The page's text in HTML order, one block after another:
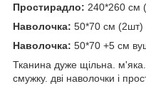
Простирадло: 240*260 см
Наволочка: 50*70 см (2шт)
Наволочка: 50*70 +5 см
Тканина дуже щільна.
смужку. дві наволочки і